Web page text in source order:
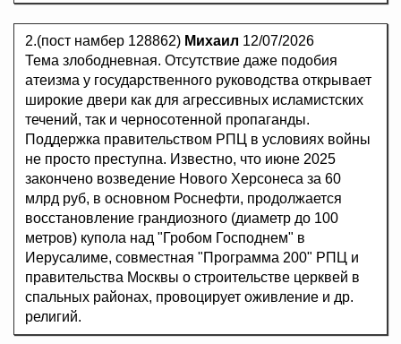
2.(пост намбер 128862) Михаил 12/07/2026
Тема злободневная. Отсутствие даже подобия
атеизма у государственного руководства открывает
широкие двери как для агрессивных исламистских
течений, так и черносотенной пропаганды.
Поддержка правительством РПЦ в условиях войны
не просто преступна. Известно, что июне 2025
закончено возведение Нового Херсонеса за 60
млрд руб, в основном Роснефти, продолжается
восстановление грандиозного (диаметр до 100
метров) купола над "Гробом Господнем" в
Иерусалиме, совместная "Программа 200" РПЦ и
правительства Москвы о строительстве церквей в
спальных районах, провоцирует оживление и др.
религий.